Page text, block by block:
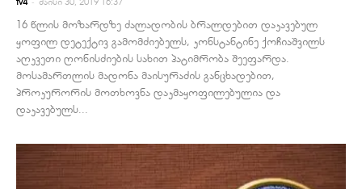
16 წლის მოზარდზე ძალადობის ბრალდებით დაკავებულ
ყოფილ დეტექტივ გამომძიებელს, კონსტანტინე ქოჩიაშვილს
აღკვეთი ღონისძიების სახით პატიმრობა შეეფარდა.
მოსამართლის მადონა მაისურაძის განცხადებით,
პროკურორის მოთხოვნა დაკმაყოფილებულია და
დაკავებულს...